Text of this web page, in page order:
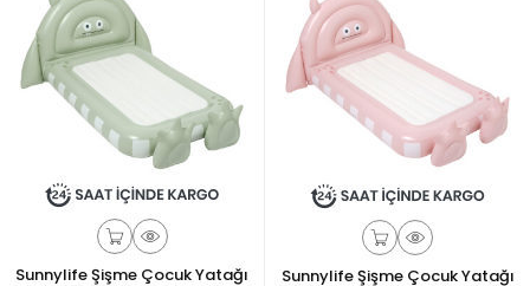
Sunnylife Şişme Çocuk Yatağı
Sunnylife Şişme Çocuk Yatağı